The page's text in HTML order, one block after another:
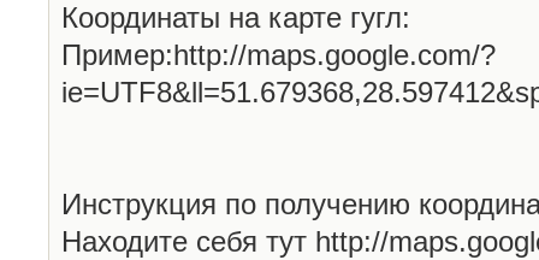
Координаты на карте гугл:
Пример:http://maps.google.com/?
Инструкция по получению
Находите себя тут http://